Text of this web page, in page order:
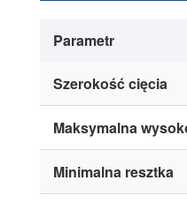
Parametr
Szerokość cięcia
Maksymalna
Minimalna resztka